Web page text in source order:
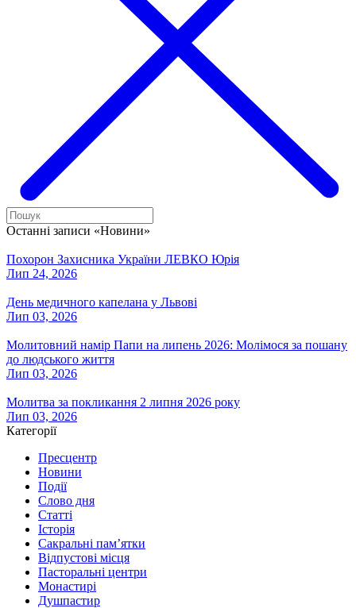
Останні записи «Новини»
Похорон Захисника України ЛЕВКО Юрія
Лип 24, 2026
День медичного капелана у Львові
Лип 03, 2026
Молитовний намір Папи на липень 2026: Молімося за пошану
до людського життя
Лип 03, 2026
Молитва за покликання 2 липня 2026 року
Лип 03, 2026
Категорії
Пресцентр
Новини
Події
Слово дня
Статті
Історія
Сакральні пам’ятки
Відпустові місця
Пасторальні центри
Монастирі
Душпастир